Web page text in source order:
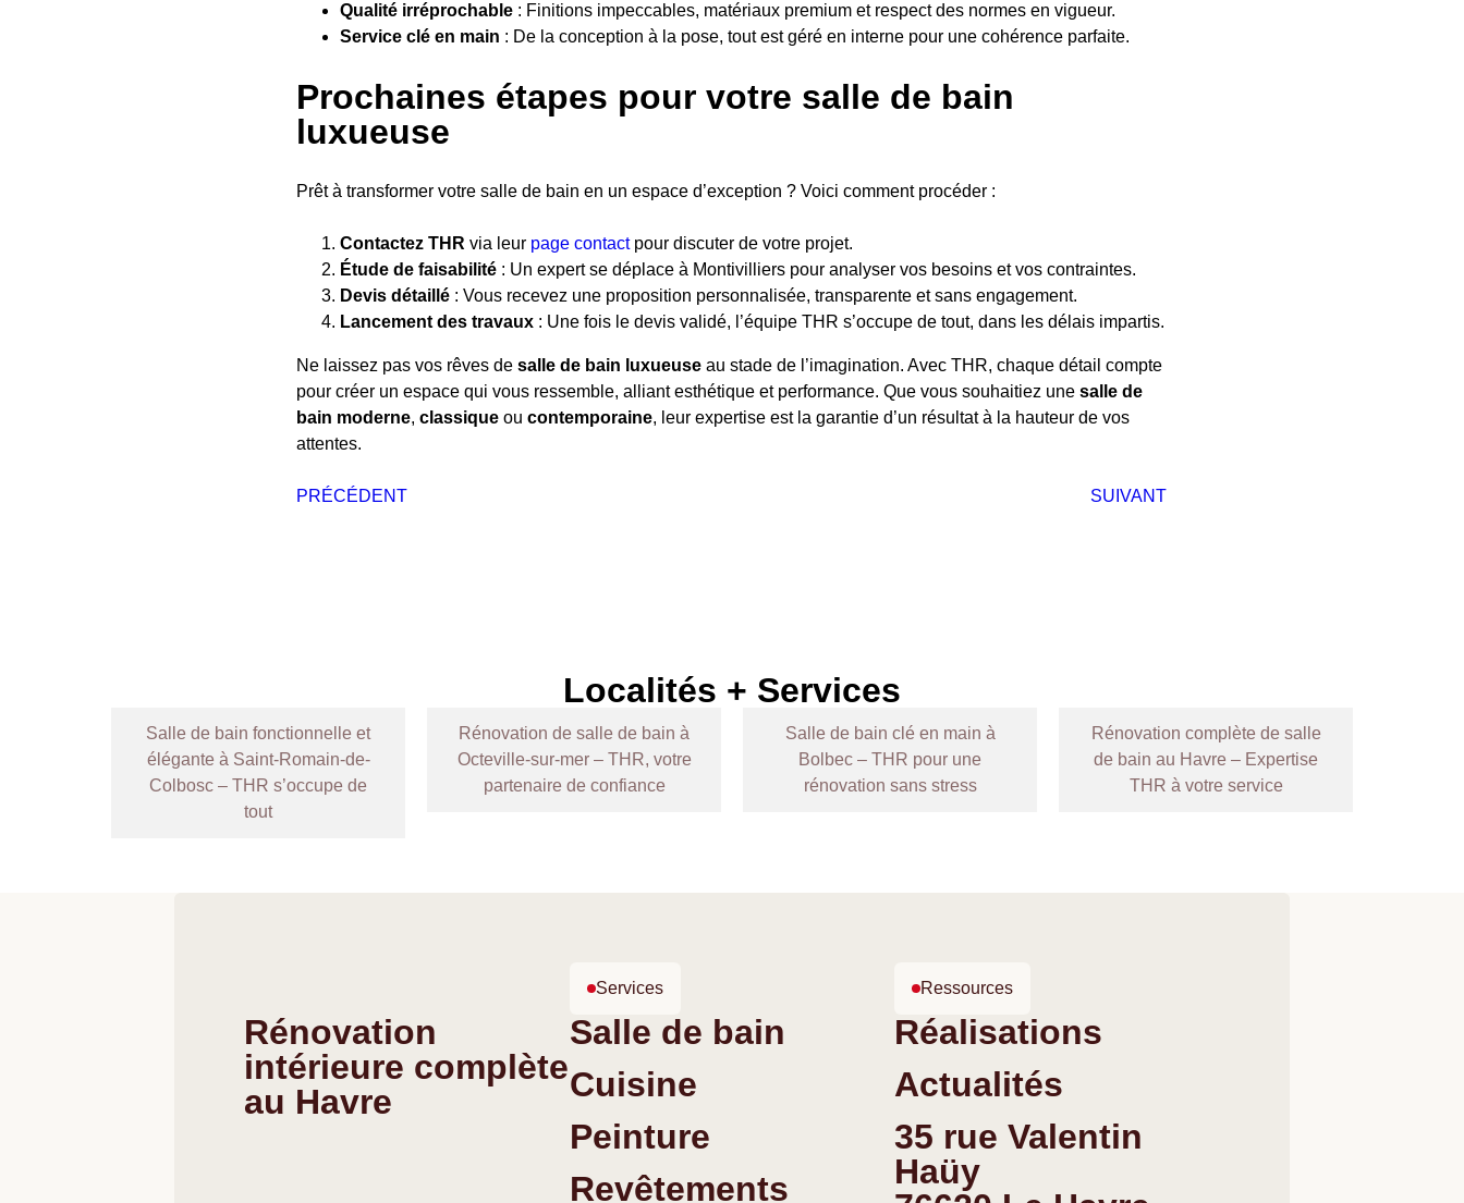
Qualité irréprochable : Finitions impeccables, matériaux premium et respect des normes en vigueur.
Service clé en main : De la conception à la pose, tout est géré en interne pour une cohérence parfaite.
Prochaines étapes pour votre salle de bain
luxueuse
Prêt à transformer votre salle de bain en un espace d’exception ? Voici comment procéder :
Contactez THR via leur page contactpour discuter de votre projet.
Étude de faisabilité : Un expert se déplace à Montivilliers pour analyser vos besoins et vos contraintes.
Devis détaillé : Vous recevez une proposition personnalisée, transparente et sans engagement.
Lancement des travaux : Une fois le devis validé, l’équipe THR s’occupe de tout, dans les délais impartis.
Ne laissez pas vos rêves de salle de bain luxueuse au stade de l’imagination. Avec THR, chaque détail compte
pour créer un espace qui vous ressemble, alliant esthétique et performance. Que vous souhaitiez une salle de
bain moderne, classique ou contemporaine, leur expertise est la garantie d’un résultat à la hauteur de vos
attentes.
PRÉCÉDENT SUIVANT
Localités + Services
Salle de bain fonctionnelle et
élégante à Saint-Romain-de-
Colbosc – THR s’occupe de
tout
Rénovation de salle de bain à
Octeville-sur-mer – THR, votre
partenaire de confiance
Salle de bain clé en main à
Bolbec – THR pour une
rénovation sans stress
Rénovation complète de salle
de bain au Havre – Expertise
THR à votre service
Rénovation
intérieure complète
au Havre
Services
Salle de bain
Cuisine
Peinture
Revêtements
Ressources
Réalisations
Actualités
35 rue Valentin
Haüy